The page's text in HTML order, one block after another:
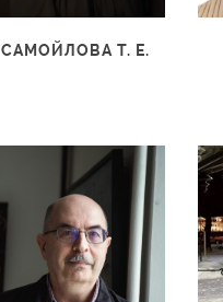
САМОЙЛОВА Т. Е.